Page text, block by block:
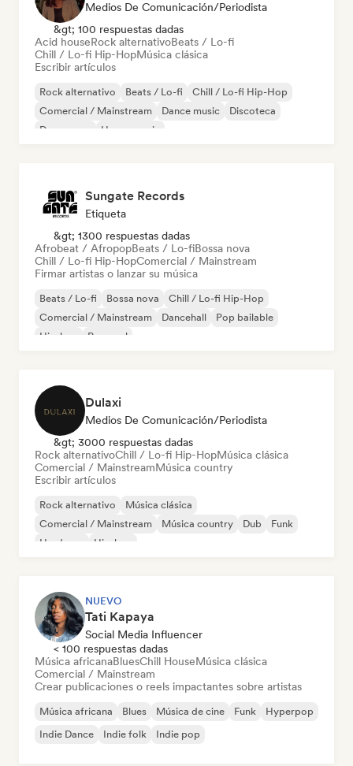
Medios De Comunicación/Periodista
&gt; 100 respuestas dadas
Acid houseRock alternativoBeats / Lo-fi
Chill / Lo-fi Hip-HopMúsica clásica
Escribir artículos
Rock alternativo Beats / Lo-fi
Chill / Lo-fi Hip-Hop
Comercial / Mainstream
Dance music
Discoteca
Dream pop
House music
Sungate Records
Etiqueta
&gt; 1300 respuestas dadas
Afrobeat / AfropopBeats / Lo-fiBossa nova
Chill / Lo-fi Hip-HopComercial / Mainstream
Firmar artistas o lanzar su música
Beats / Lo-fi Bossa nova
Chill / Lo-fi Hip-Hop
Comercial / Mainstream
Dancehall
Pop bailable
Hip-hop
Pop soul
Dulaxi
Medios De Comunicación/Periodista
&gt; 3000 respuestas dadas
Rock alternativoChill / Lo-fi Hip-HopMúsica clásica
Comercial / MainstreamMúsica country
Escribir artículos
Rock alternativo
Música clásica
Comercial / Mainstream
Música country Dub
Funk
Hardcore
Hip-hop
NUEVO
Tati Kapaya
Social Media Influencer
< 100 respuestas dadas
Música africanaBluesChill HouseMúsica clásica
Comercial / Mainstream
Crear publicaciones o reels impactantes sobre artistas
Música africana Blues Música de cine Funk
Hyperpop
Indie Dance
Indie folk Indie pop